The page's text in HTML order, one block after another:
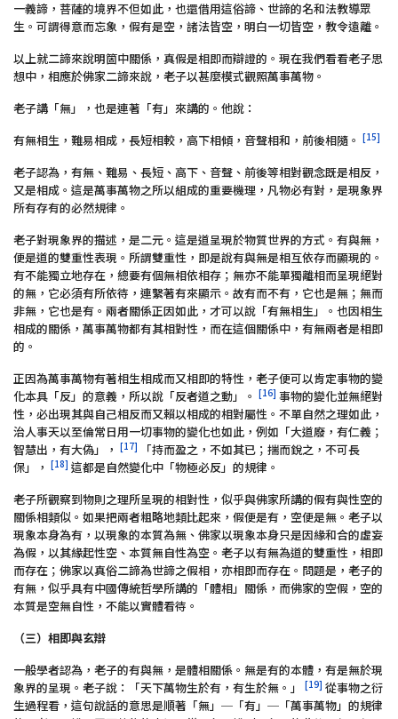
一義諦，菩薩的境界不但如此，也還借用這俗諦、世諦的名和法教導眾
生。可謂得意而忘象，假有是空，諸法皆空，明白一切皆空，教令遠離。
以上就二諦來說明箇中關係，真假是相即而辯證的。現在我們看看老子思
想中，相應於佛家二諦來說，老子以甚麼模式觀照萬事萬物。
老子講「無」，也是連著「有」來講的。他說：
有無相生，難易相成，長短相較，高下相傾，音聲相和，前後相隨。 [15]
老子認為，有無、難易、長短、高下、音聲、前後等相對觀念既是相反，
又是相成。這是萬事萬物之所以組成的重要機理，凡物必有對，是現象界
所有存有的必然規律。
老子對現象界的描述，是二元。這是道呈現於物質世界的方式。有與無，
便是道的雙重性表現。所謂雙重性，即是說有與無是相互依存而顯現的。
有不能獨立地存在，總要有個無相依相存；無亦不能單獨離相而呈現絕對
的無，它必須有所依待，連繫著有來顯示。故有而不有，它也是無；無而
非無，它也是有。兩者關係正因如此，才可以說「有無相生」。也因相生
相成的關係，萬事萬物都有其相對性，而在這個關係中，有無兩者是相即
的。
正因為萬事萬物有著相生相成而又相即的特性，老子便可以肯定事物的變
化本具「反」的意義，所以說「反者道之動」。 [16] 事物的變化並無絕對
性，必出現其與自己相反而又賴以相成的相對屬性。不單自然之理如此，
治人事天以至倫常日用一切事物的變化也如此，例如「大道廢，有仁義；
智慧出，有大偽」， [17]
「持而盈之，不如其已；揣而銳之，不可長
保」， [18] 這都是自然變化中「物極必反」的規律。
老子所觀察到物則之理所呈現的相對性，似乎與佛家所講的假有與性空的
關係相類似。如果把兩者粗略地類比起來，假便是有，空便是無。老子以
現象本身為有，以現象的本質為無、佛家以現象本身只是因緣和合的虛妄
為假，以其緣起性空、本質無自性為空。老子以有無為道的雙重性，相即
而存在；佛家以真俗二諦為世諦之假相，亦相即而存在。問題是，老子的
有無，似乎具有中國傳統哲學所講的「體相」關係，而佛家的空假，空的
本質是空無自性，不能以實體看待。
（三）相即與玄辯
一般學者認為，老子的有與無，是體相關係。無是有的本體，有是無於現
象界的呈現。老子說：「天下萬物生於有，有生於無。」
[19] 從事物之衍
生過程看，這句說話的意思是順著「無」─「有」─「萬事萬物」的規律